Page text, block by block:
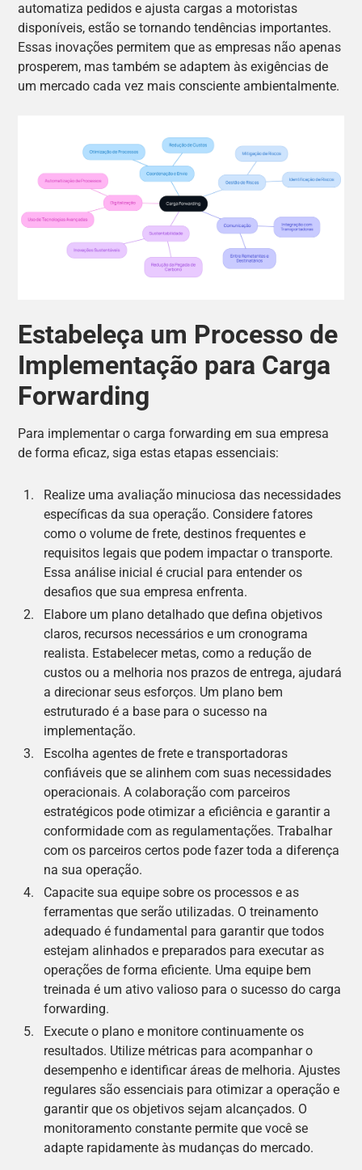
automatiza pedidos e ajusta cargas a motoristas
disponíveis, estão se tornando tendências importantes.
Essas inovações permitem que as empresas não apenas
prosperem, mas também se adaptem às exigências de
um mercado cada vez mais consciente ambientalmente.
Estabeleça um Processo de
Implementação para Carga
Forwarding
Para implementar o carga forwarding em sua empresa
de forma eficaz, siga estas etapas essenciais:
Realize uma avaliação minuciosa das necessidades
específicas da sua operação. Considere fatores
como o volume de frete, destinos frequentes e
requisitos legais que podem impactar o transporte.
Essa análise inicial é crucial para entender os
desafios que sua empresa enfrenta.
Elabore um plano detalhado que defina objetivos
claros, recursos necessários e um cronograma
realista. Estabelecer metas, como a redução de
custos ou a melhoria nos prazos de entrega, ajudará
a direcionar seus esforços. Um plano bem
estruturado é a base para o sucesso na
implementação.
Escolha agentes de frete e transportadoras
confiáveis que se alinhem com suas necessidades
operacionais. A colaboração com parceiros
estratégicos pode otimizar a eficiência e garantir a
conformidade com as regulamentações. Trabalhar
com os parceiros certos pode fazer toda a diferença
na sua operação.
Capacite sua equipe sobre os processos e as
ferramentas que serão utilizadas. O treinamento
adequado é fundamental para garantir que todos
estejam alinhados e preparados para executar as
operações de forma eficiente. Uma equipe bem
treinada é um ativo valioso para o sucesso do carga
forwarding.
Execute o plano e monitore continuamente os
resultados. Utilize métricas para acompanhar o
desempenho e identificar áreas de melhoria. Ajustes
regulares são essenciais para otimizar a operação e
garantir que os objetivos sejam alcançados. O
monitoramento constante permite que você se
adapte rapidamente às mudanças do mercado.